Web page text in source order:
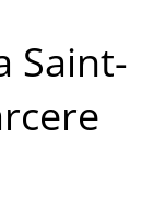
Saint-